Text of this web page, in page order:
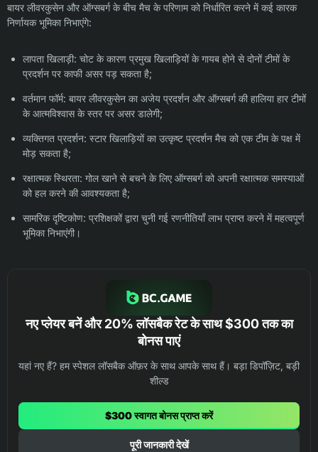
बायर लीवरकुसेन और ऑग्सबर्ग के बीच मैच के परिणाम को निर्धारित करने में कई कारक
निर्णायक भूमिका निभाएंगे:
लापता खिलाड़ी: चोट के कारण प्रमुख खिलाड़ियों के गायब होने से दोनों टीमों के
प्रदर्शन पर काफी असर पड़ सकता है;
वर्तमान फॉर्म: बायर लीवरकुसेन का अजेय प्रदर्शन और ऑग्सबर्ग की हालिया हार टीमों
के आत्मविश्वास के स्तर पर असर डालेगी;
व्यक्तिगत प्रदर्शन: स्टार खिलाड़ियों का उत्कृष्ट प्रदर्शन मैच को एक टीम के पक्ष में
मोड़ सकता है;
रक्षात्मक स्थिरता: गोल खाने से बचने के लिए ऑग्सबर्ग को अपनी रक्षात्मक समस्याओं
को हल करने की आवश्यकता है;
सामरिक दृष्टिकोण: प्रशिक्षकों द्वारा चुनी गई रणनीतियाँ लाभ प्राप्त करने में महत्वपूर्ण
भूमिका निभाएंगी।
नए प्लेयर बनें और 20% लॉसबैक रेट के साथ $300 तक का
बोनस पाएं
यहां नए हैं? हम स्पेशल लॉसबैक ऑफ़र के साथ आपके साथ हैं। बड़ा डिपॉज़िट, बड़ी
शील्ड
$300 स्वागत बोनस प्राप्त करें
पूरी जानकारी देखें